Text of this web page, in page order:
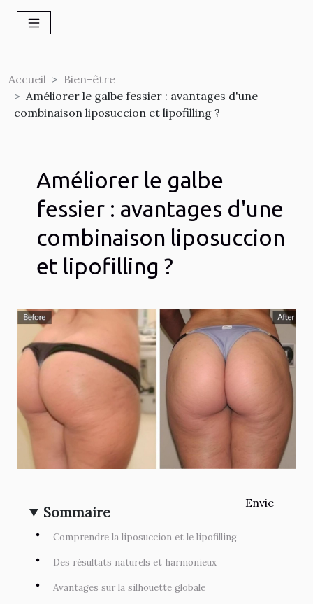
Accueil
Bien-être
Améliorer le galbe fessier : avantages d'une
combinaison liposuccion et lipofilling ?
Améliorer le galbe
fessier : avantages d'une
combinaison liposuccion
et lipofilling ?
Sommaire
Comprendre la liposuccion et le lipofilling
Des résultats naturels et harmonieux
Avantages sur la silhouette globale
Envie